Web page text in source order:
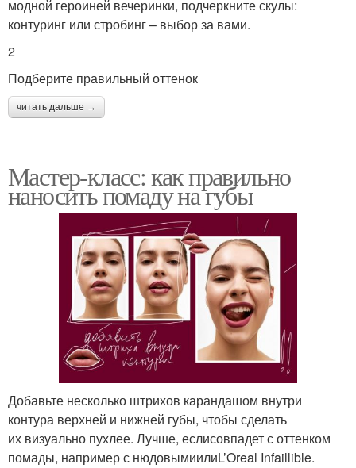
модной героиней вечеринки, подчеркните скулы:
контуринг или стробинг – выбор за вами.
2
Подберите правильный оттенок
читать дальше →
Мастер-класс: как правильно
наносить помаду на губы
Добавьте несколько штрихов карандашом внутри
контура верхней и нижней губы, чтобы сделать
их визуально пухлее. Лучше, еслисовпадет с оттенком
помады, например с нюдовымиилиL’Oreal Infaillible.